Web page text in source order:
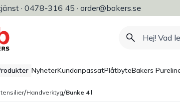
· 0478-316 45 · order@bakers.se
Allt för bageri, konditori & restaurang
NyheterKundanpassatPlåtbyteBakers
/Handverktyg/Bunke 4 l